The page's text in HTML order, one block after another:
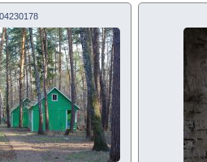
04230178